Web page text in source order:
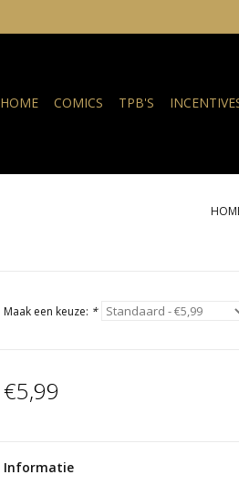
HOME COMICS TPB'S
Maak een keuze: *
€5,99
Informatie